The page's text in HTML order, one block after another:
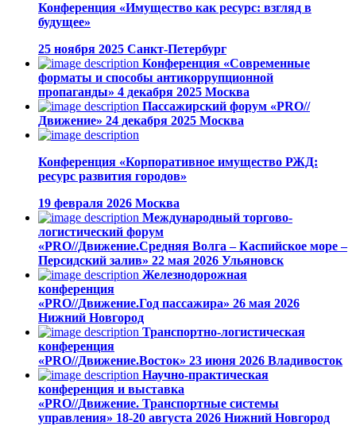
Конференция «Имущество как ресурс: взгляд в
будущее»
25 ноября 2025 Санкт-Петербург
Конференция «Современные
форматы и способы антикоррупционной
пропаганды» 4 декабря 2025 Москва
Пассажирский форум «PRO//
Движение» 24 декабря 2025 Москва
Конференция «Корпоративное имущество РЖД:
ресурс развития городов»
19 февраля 2026 Москва
Международный торгово-
логистический форум
«PRO//Движение.Средняя Волга – Каспийское море –
Персидский залив» 22 мая 2026 Ульяновск
Железнодорожная
конференция
«PRO//Движение.Год пассажира» 26 мая 2026
Нижний Новгород
Транспортно-логистическая
конференция
«PRO//Движение.Восток» 23 июня 2026 Владивосток
Научно-практическая
конференция и выставка
«PRO//Движение. Транспортные системы
управления» 18-20 августа 2026 Нижний Новгород